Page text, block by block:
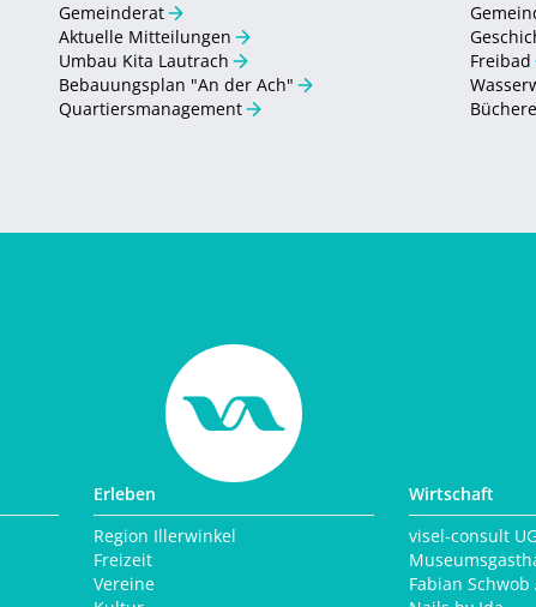
Gemeinderat
Aktuelle Mitteilungen
Umbau Kita Lautrach
Bebauungsplan "An der Ach"
Quartiersmanagement
Freibad
Erleben
Region Illerwinkel
Freizeit
Vereine
Wirtschaft
visel-consult
Fabian Schwob